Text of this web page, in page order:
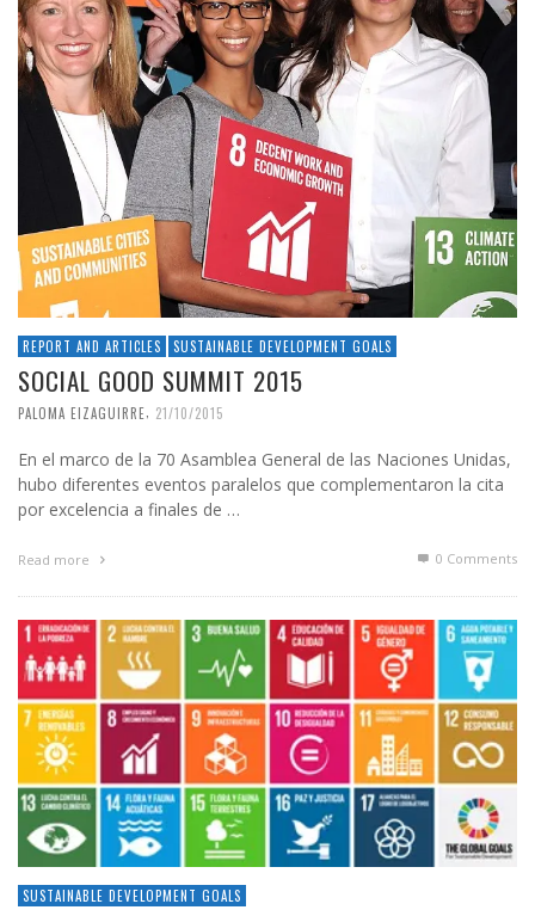
REPORT AND ARTICLES SUSTAINABLE DEVELOPMENT GOALS
SOCIAL GOOD SUMMIT 2015
PALOMA EIZAGUIRRE, 21/10/2015
En el marco de la 70 Asamblea General de las Naciones Unidas,
hubo diferentes eventos paralelos que complementaron la cita
por excelencia a finales de …
Read more 0 Comments
SUSTAINABLE DEVELOPMENT GOALS